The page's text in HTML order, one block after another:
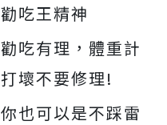
勸吃王精神
勸吃有理，體重計
打壞不要修理!
你也可以是不踩雷